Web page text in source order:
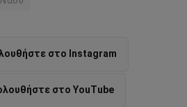
στο Instagram
στο YouTube